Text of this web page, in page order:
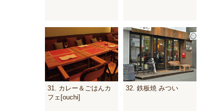
31. カレー＆ごはんカ
フェ[ouchi]
32. 鉄板焼 みつい